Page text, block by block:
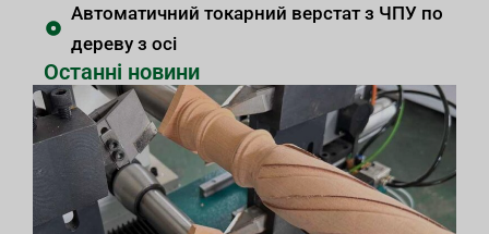
Автоматичний токарний верстат з ЧПУ по
дереву з осі
Останні новини